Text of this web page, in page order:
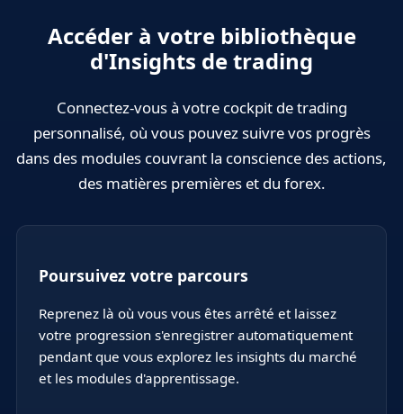
Accéder à votre bibliothèque
d'Insights de trading
Connectez-vous à votre cockpit de trading
personnalisé, où vous pouvez suivre vos progrès
dans des modules couvrant la conscience des actions,
des matières premières et du forex.
Poursuivez votre parcours
Reprenez là où vous vous êtes arrêté et laissez
votre progression s'enregistrer automatiquement
pendant que vous explorez les insights du marché
et les modules d'apprentissage.